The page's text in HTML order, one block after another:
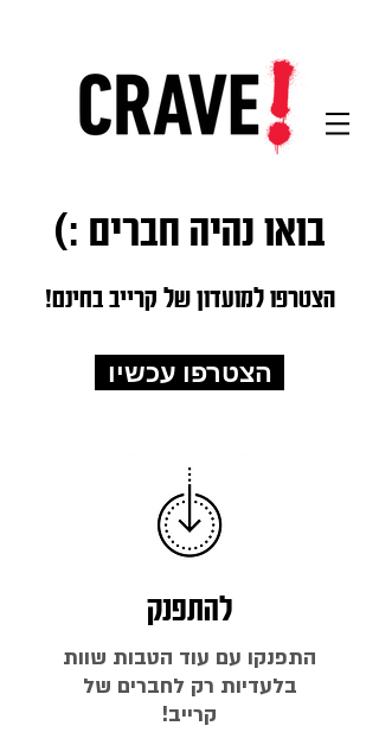
בואו נהיה חברים :)
הצטרפו למועדון של קרייב בחינם!
הצטרפו עכשיו
להתפנק
התפנקו עם עוד הטבות שוות
בלעדיות רק לחברים של
קרייב!